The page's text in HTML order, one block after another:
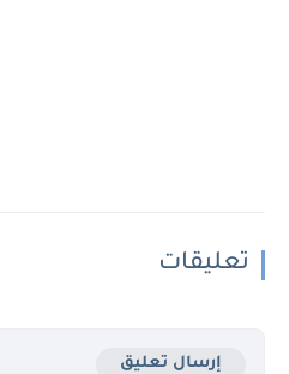
تعليقات
إرسال تعليق